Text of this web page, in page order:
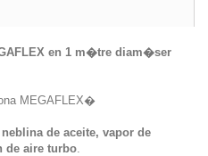
en 1 m�tre diam�ser
MEGAFLEX�
de aceite, vapor de
de aire turbo.